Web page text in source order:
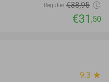
Regulier €38,95
€31 ,50
9.3 star